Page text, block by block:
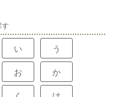
い う
お か